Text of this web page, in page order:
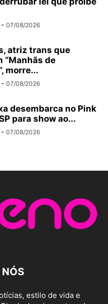
- 07/08/2026
atriz trans que
“Manhãs de
morre...
- 07/08/2026
desembarca no Pink
para show ao...
- 07/08/2026
NÓS
estilo de vida e